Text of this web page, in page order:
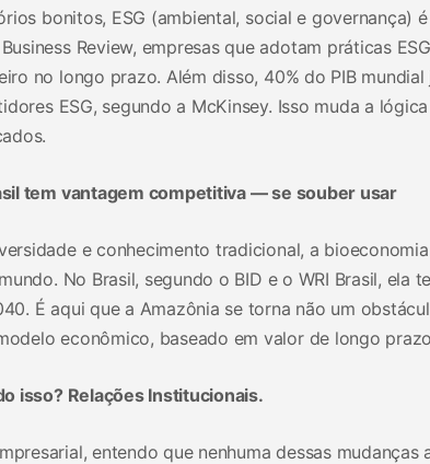
bonitos, ESG (ambiental, social e governança)
Review, empresas que adotam práticas
no longo prazo. Além disso, 40% do PIB
ESG, segundo a McKinsey. Isso muda a
tem vantagem competitiva — se souber usar
e conhecimento tradicional, a
No Brasil, segundo o BID e o WRI Brasil, ela
É aqui que a Amazônia se torna não um
econômico, baseado em valor de longo
isso? Relações Institucionais.
entendo que nenhuma dessas mudanças